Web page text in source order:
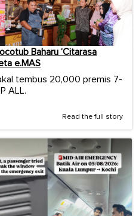
Baharu ‘Citarasa
e.MAS
tembus 20,000 premis 7-
ALL.
Read the full story